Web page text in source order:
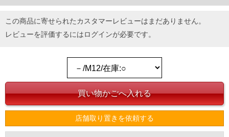
この商品に寄せられたカスタマーレビューはまだありません。
レビューを評価するにはログインが必要です。
店舗取り置きを依頼する